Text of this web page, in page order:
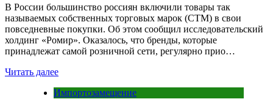
В России большинство россиян включили товары так
называемых собственных торговых марок (СТМ) в свои
повседневные покупки. Об этом сообщил исследовательский
холдинг «Ромир». Оказалось, что бренды, которые
принадлежат самой розничной сети, регулярно прио…
Читать далее
Импортозамещение